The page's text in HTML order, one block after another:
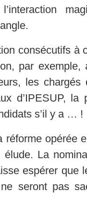
consécutifs
par
les
d’IPESUP, la
s’il y a … !
opérée
La
espérer que
seront pas